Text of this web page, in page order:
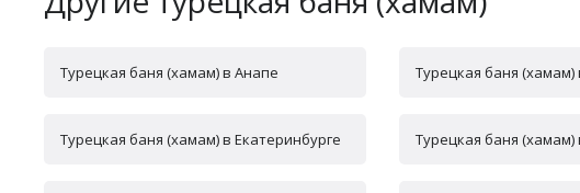
Турецкая баня (хамам) в Анапе Турецкая баня
Турецкая баня (хамам) в Екатеринбурге Турецкая баня